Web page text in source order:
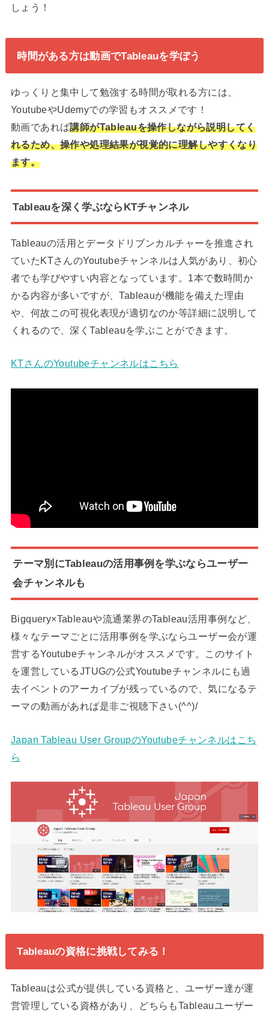
しょう！
時間がある方は動画でTableauを学ぼう
ゆっくりと集中して勉強する時間が取れる方には、
YoutubeやUdemyでの学習もオススメです！
動画であれば講師がTableauを操作しながら説明してく
れるため、操作や処理結果が視覚的に理解しやすくなり
ます。
Tableauを深く学ぶならKTチャンネル
Tableauの活用とデータドリブンカルチャーを推進され
ていたKTさんのYoutubeチャンネルは人気があり、初心
者でも学びやすい内容となっています。1本で数時間か
かる内容が多いですが、Tableauが機能を備えた理由
や、何故この可視化表現が適切なのか等詳細に説明して
くれるので、深くTableauを学ぶことができます。
KTさんのYoutubeチャンネルはこちら
テーマ別にTableauの活用事例を学ぶならユーザー
会チャンネルも
Bigquery×Tableauや流通業界のTableau活用事例など、
様々なテーマごとに活用事例を学ぶならユーザー会が運
営するYoutubeチャンネルがオススメです。このサイト
を運営しているJTUGの公式Youtubeチャンネルにも過
去イベントのアーカイブが残っているので、気になるテ
ーマの動画があれば是非ご視聴下さい(^^)/
Japan Tableau User GroupのYoutubeチャンネルはこち
ら
Tableauの資格に挑戦してみる！
Tableauは公式が提供している資格と、ユーザー達が運
営管理している資格があり、どちらもTableauユーザー